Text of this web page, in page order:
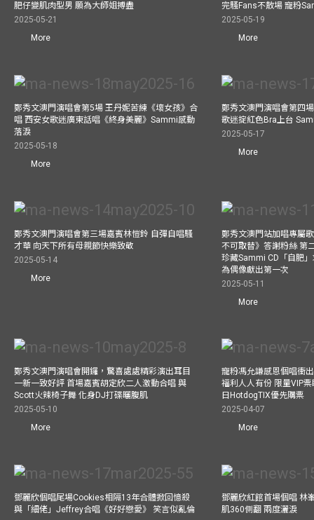
肥仔變肌肉型男 願為大師姐搏盡
2025-05-21
More
完騷Fans不散場 寵粉
2025-05-19
More
鄭秀文澳門演唱會第5場 王丹妮苦練《壞女孩》合
唱 西安女歌迷廣東話唱《終身美麗》Sammi感動
落淚
2025-05-18
More
鄭秀文澳門演唱會第四
歌迷掟紅色Bra上台
2025-05-17
More
鄭秀文澳門演唱會第三場嘉賓林愷鈴 自彈自唱騷
才華 向天下所有母親節快樂致敬
2025-05-14
More
鄭秀文澳門站加唱專屬
不可取替》答謝粉絲 第
珍藏Sammi CD「自肥
為偶像獻出第一次
2025-05-11
More
鄭秀文澳門演唱會開鑼，驚喜處處精彩演出耳目
一新一致好評 首場嘉賓胡定欣二人激動合唱 與
Scott火辣椅子舞 化身DJ打碟曬腹肌
2025-05-10
More
寵粉馮允謙感恩個唱衝
福利人人有份 限量VIP
日HotdogTIX優先購票
2025-04-07
More
鄧麗欣個唱尾場Cookies相隔13年合體掀回憶殺
與「細佬」Jeffrey合唱《好好戀愛》 笑言似亂倫
鄧麗欣紅館首場個唱 林
肌360側翻 兩度灑淚